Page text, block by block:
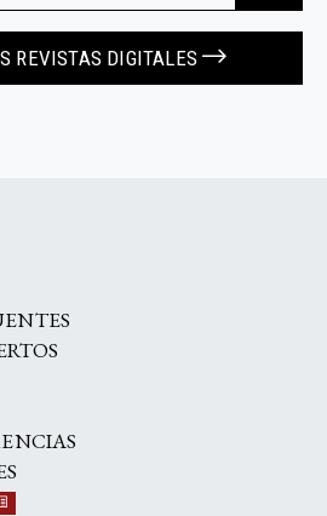
REVISTAS DIGITALES